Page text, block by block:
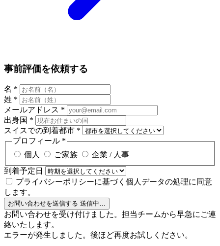
事前評価を依頼する
名 *
姓 *
メールアドレス *
出身国 *
スイスでの到着都市 *
プロフィール *
個人
ご家族
企業 / 人事
到着予定日
プライバシーポリシーに基づく個人データの処理に同意
します。
お問い合わせを送信する 送信中…
お問い合わせを受け付けました。担当チームから早急にご連
絡いたします。
エラーが発生しました。後ほど再度お試しください。